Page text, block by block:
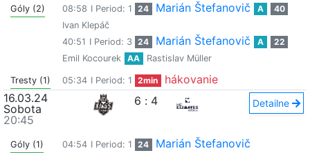
Góly (2) 08:58 I Period: 1 24 Marián Štefanovič A
40
Ivan Klepáč
40:51 I Period: 3 24 Marián Štefanovič A
22
Emil Kocourek
AA Rastislav Müller
Tresty (1) 05:34 I Period: 1 2min
hákovanie
16.03.24
Sobota
20:45
6 : 4 Detailne
Góly (1) 04:54 I Period: 1 24 Marián Štefanovič